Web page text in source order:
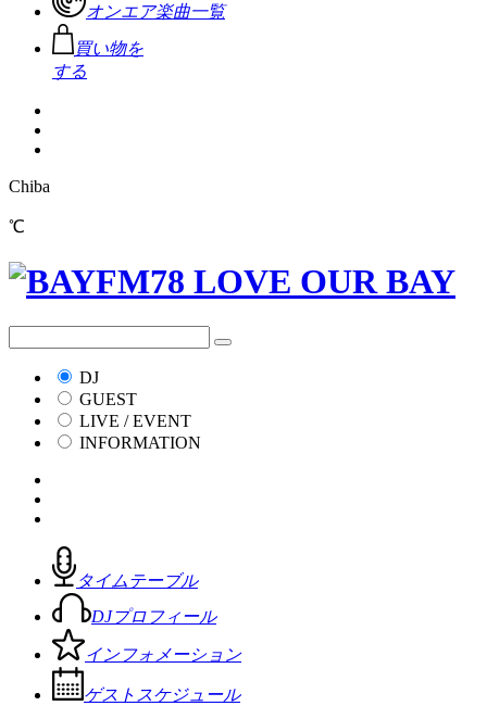
オンエア楽曲一覧
買い物を
する
Chiba
℃
DJ
GUEST
LIVE / EVENT
INFORMATION
タイムテーブル
DJプロフィール
インフォメーション
ゲストスケジュール